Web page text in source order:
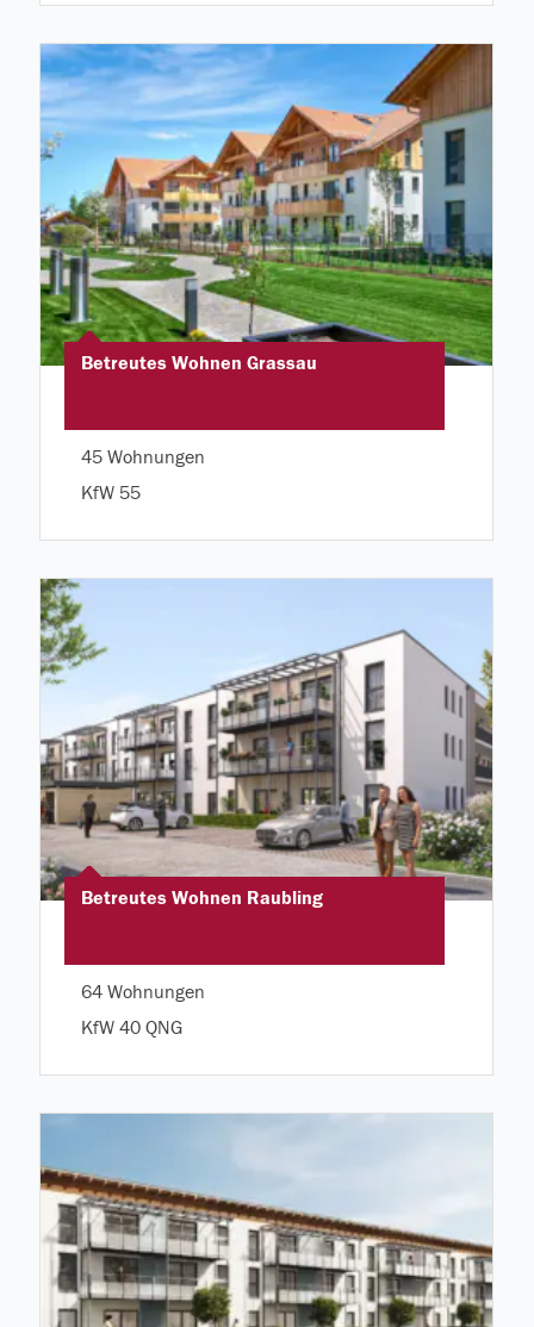
Betreutes Wohnen Grassau
45 Wohnungen
KfW 55
Betreutes Wohnen Raubling
64 Wohnungen
KfW 40 QNG